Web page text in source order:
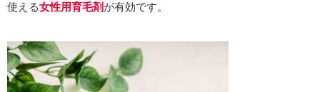
使える女性用育毛剤 が有効です。